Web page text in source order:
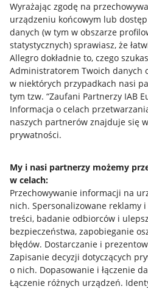
Wyrażając zgodę na
urządzeniu końcowym lub
danych (w tym w obszarze
statystycznych) sprawiasz, że
Allegro dokładnie to, czego
Administratorem Twoich danych
w niektórych przypadkach nasi
tym tzw. “Zaufani Partnerzy IAB
Informacja o celach
naszych partnerów znajduje się
prywatności.
My i nasi partnerzy możemy
w celach:
Przechowywanie informacji na
nich. Spersonalizowane reklamy
treści, badanie odbiorców i
bezpieczeństwa, zapobieganie
błędów. Dostarczanie i
Zapisanie decyzji dotyczących
o nich. Dopasowanie i łączenie
Łączenie różnych urządzeń.
Przydatne informacje
Jak to działa
Allegro Gadane dla sprzedających
Allegro Gadane dla kupujących
Mapa miejscowości
Informacje prawne
Regulamin